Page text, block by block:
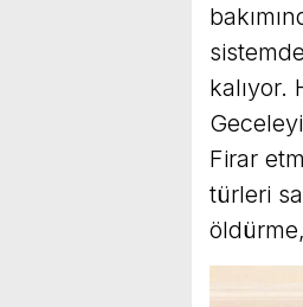
kalıyor.
Firar
türleri